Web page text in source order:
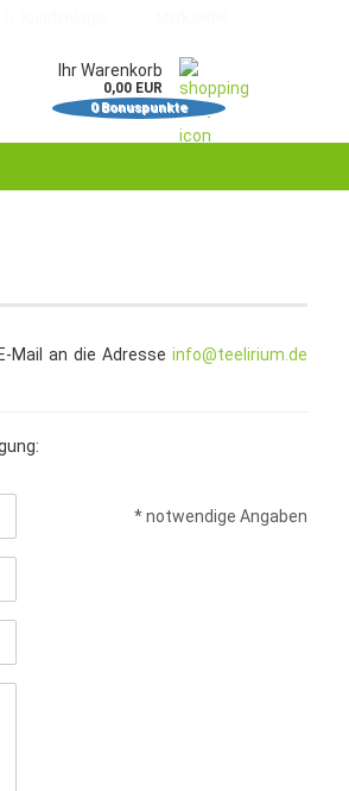
Ihr Warenkorb
0,00 EUR
0Bonuspunkte
Mail an die Adresse info@teelirium.de
* notwendige Angaben